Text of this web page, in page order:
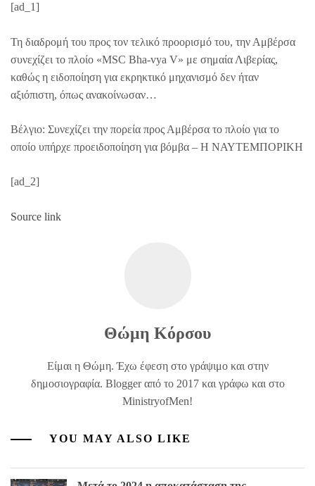
[ad_1]
Τη διαδρομή του προς τον τελικό προορισμό του, την Αμβέρσα
συνεχίζει το πλοίο «MSC Bha-vya V» με σημαία Λιβερίας,
καθώς η ειδοποίηση για εκρηκτικό μηχανισμό δεν ήταν
αξιόπιστη, όπως ανακοίνωσαν…
Βέλγιο: Συνεχίζει την πορεία προς Αμβέρσα το πλοίο για το
οποίο υπήρχε προειδοποίηση για βόμβα – Η ΝΑΥΤΕΜΠΟΡΙΚΗ
[ad_2]
Source link
Θώμη Κόρσου
Είμαι η Θώμη. Έχω έφεση στο γράψιμο και στην
δημοσιογραφία. Blogger από το 2017 και γράφω και στο
MinistryofMen!
YOU MAY ALSO LIKE